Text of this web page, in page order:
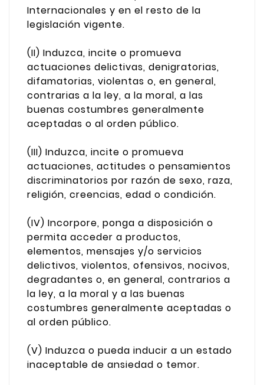
Internacionales y en el resto de la
legislación vigente.
(II) Induzca, incite o promueva
actuaciones delictivas, denigratorias,
difamatorias, violentas o, en general,
contrarias a la ley, a la moral, a las
buenas costumbres generalmente
aceptadas o al orden público.
(III) Induzca, incite o promueva
actuaciones, actitudes o pensamientos
discriminatorios por razón de sexo, raza,
religión, creencias, edad o condición.
(IV) Incorpore, ponga a disposición o
permita acceder a productos,
elementos, mensajes y/o servicios
delictivos, violentos, ofensivos, nocivos,
degradantes o, en general, contrarios a
la ley, a la moral y a las buenas
costumbres generalmente aceptadas o
al orden público.
(V) Induzca o pueda inducir a un estado
inaceptable de ansiedad o temor.